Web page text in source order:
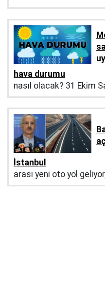
hava durumu
nasıl olacak? 31 Ekim
İstanbul
arası yeni oto yol